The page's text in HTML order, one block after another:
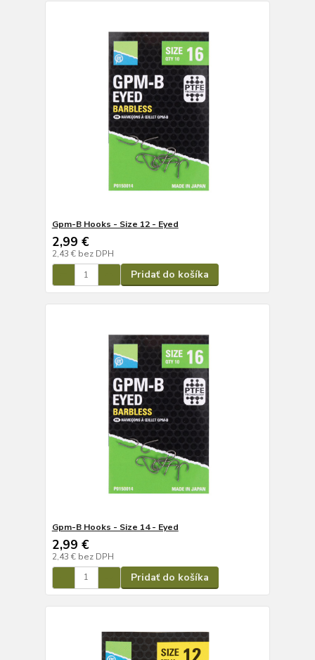
Gpm-B Hooks - Size 12 - Eyed
2,99 €
2,43 € bez DPH
Pridať do košíka
Gpm-B Hooks - Size 14 - Eyed
2,99 €
2,43 € bez DPH
Pridať do košíka